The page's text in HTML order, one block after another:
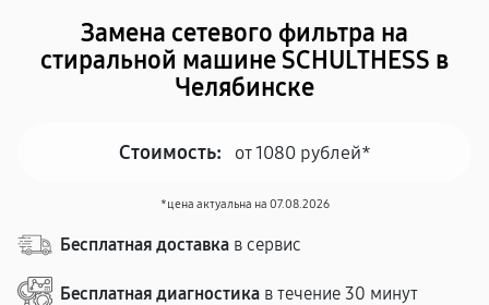
Замена сетевого фильтра на
стиральной машине SCHULTHESS в
Челябинске
Стоимость: от 1080 рублей*
*цена актуальна на 07.08.2026
Бесплатная доставка в сервис
Бесплатная диагностика в течение 30 минут